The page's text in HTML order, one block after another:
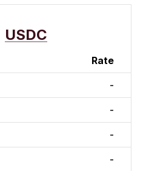
USDC
Rate
-
-
-
-